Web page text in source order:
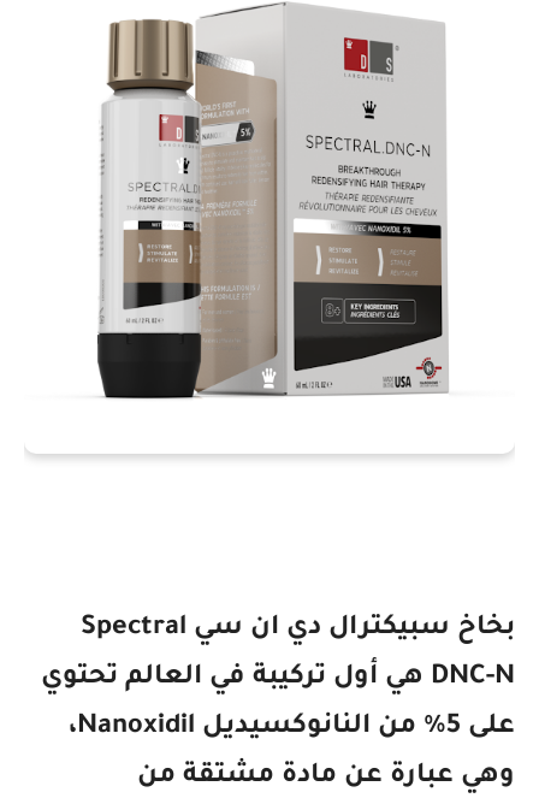
بخاخ سبيكترال دي ان سي Spectral
DNC-N هي أول تركيبة في العالم تحتوي
على 5٪ من النانوكسيديل Nanoxidil،
وهي عبارة عن مادة مشتقة من